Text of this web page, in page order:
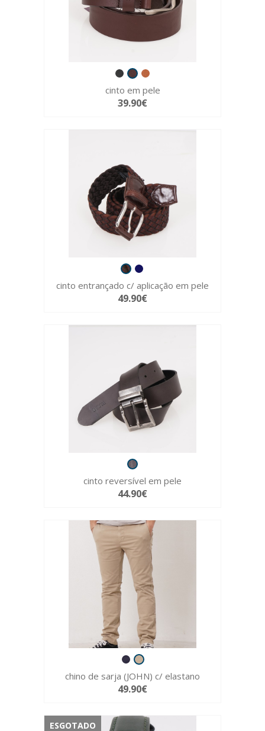
cinto em pele
39.90€
cinto entrançado c/ aplicação em pele
49.90€
cinto reversível em pele
44.90€
chino de sarja (JOHN) c/ elastano
49.90€
ESGOTADO